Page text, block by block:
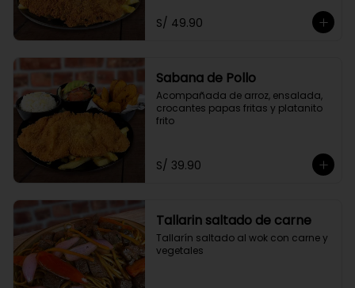
S/ 49.90
Sabana de Pollo
Acompañada de arroz, ensalada,
crocantes papas fritas y platanito
frito
S/ 39.90
Tallarin saltado de carne
Tallarín saltado al wok con carne y
vegetales